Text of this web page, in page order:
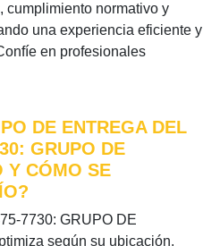
cumplimiento normativo y
una experiencia eficiente y
en profesionales
DE ENTREGA DEL
GRUPO DE
Y CÓMO SE
7730: GRUPO DE
según su ubicación.